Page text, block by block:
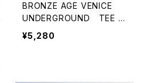
BRONZE AGE VENICE
UNDERGROUND TEE m
ade in USA 【Design5/9
0291】TEE
¥5,280